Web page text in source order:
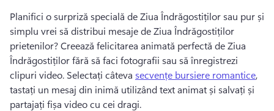
Planifici o surpriză specială de Ziua Îndrăgostiților sau pur și
simplu vrei să distribui mesaje de Ziua Îndrăgostiților
prietenilor? Creează felicitarea animată perfectă de Ziua
Îndrăgostiților fără să faci fotografii sau să înregistrezi
clipuri video. Selectați câteva secvențe bursiere romantice,
tastați un mesaj din inimă utilizând text animat și salvați și
partajați fișa video cu cei dragi.